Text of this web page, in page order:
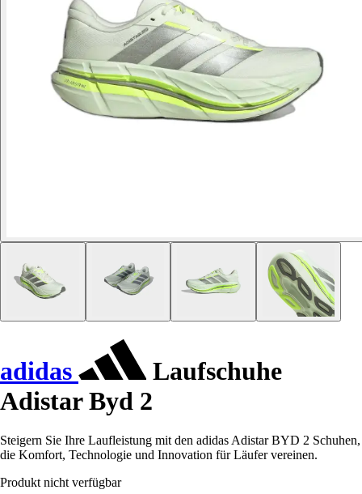
adidas
Laufschuhe
Adistar Byd 2
Steigern Sie Ihre Laufleistung mit den adidas Adistar BYD 2 Schuhen,
die Komfort, Technologie und Innovation für Läufer vereinen.
Produkt nicht verfügbar